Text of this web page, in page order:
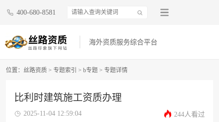
400-680-8581
海外资质服务综合平台
位置： 丝路资质 > 专题索引 > b专题 > 专题详情
比利时建筑施工资质办理
2025-11-04 12:59:04 244人看过